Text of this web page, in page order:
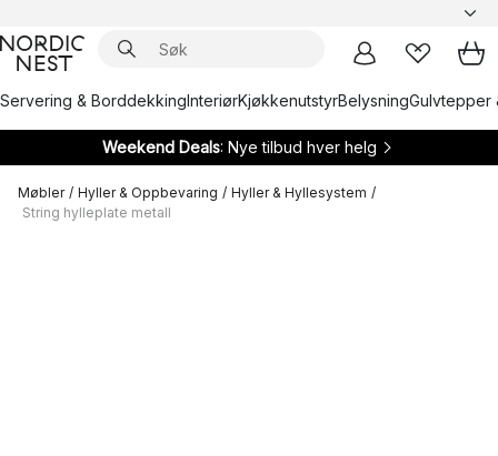
Servering & BorddekkingInteriørKjøkkenutstyrBelysningGulvtepper
Weekend Deals: Nye tilbud hver helg
Møbler / Hyller & Oppbevaring / Hyller & Hyllesystem /
String hylleplate metall